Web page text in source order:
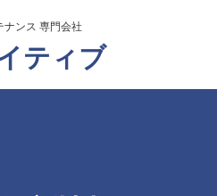
ナンス 専門会社
イティブ